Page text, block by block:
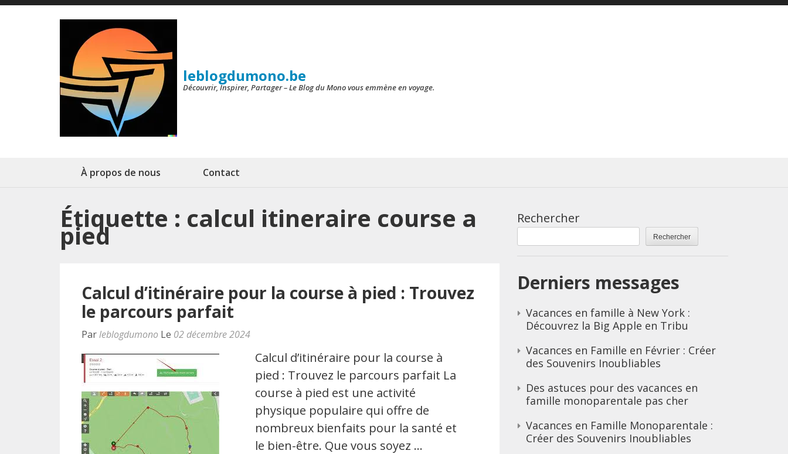
Aller
leblogdumono.be
Découvrir, Inspirer, Partager – Le Blog du Mono vous emmène en voyage.
À propos de nous Contact
Étiquette : calcul itineraire course a
pied
Calcul d’itinéraire pour la course à pied : Trouvez
le parcours parfait
Parleblogdumono Le 02 décembre 2024
Calcul d’itinéraire pour la course à
pied : Trouvez le parcours parfait La
course à pied est une activité
physique populaire qui offre de
nombreux bienfaits pour la santé et
le bien-être. Que vous soyez …
Rechercher
Rechercher
Derniers messages
Vacances en famille à New York :
Découvrez la Big Apple en Tribu
Vacances en Famille en Février : Créer
des Souvenirs Inoubliables
Des astuces pour des vacances en
famille monoparentale pas cher
Vacances en Famille Monoparentale :
Créer des Souvenirs Inoubliables